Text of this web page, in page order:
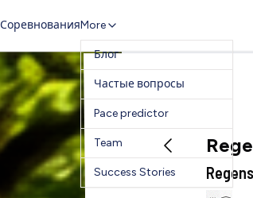
СоревнованияMore
Блог
Частые вопросы
Pace predictor
Team
Success Stories